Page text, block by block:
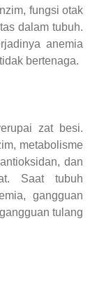
fungsi otak
dalam tubuh.
anemia
bertenaga.
zat besi.
metabolisme
dan
Saat tubuh
gangguan
tulang